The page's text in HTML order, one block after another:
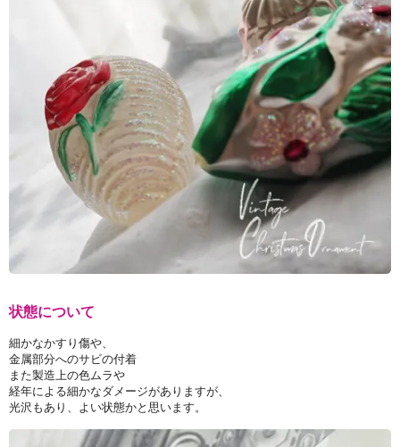
状態について
細かなかすり傷や、
金属部分へのサビの付着
また製造上の色ムラや
経年による細かなダメージがありますが、
光沢もあり、よい状態かと思います。